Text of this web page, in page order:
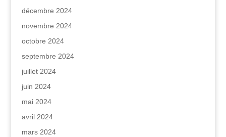
décembre 2024
novembre 2024
octobre 2024
septembre 2024
juillet 2024
juin 2024
mai 2024
avril 2024
mars 2024